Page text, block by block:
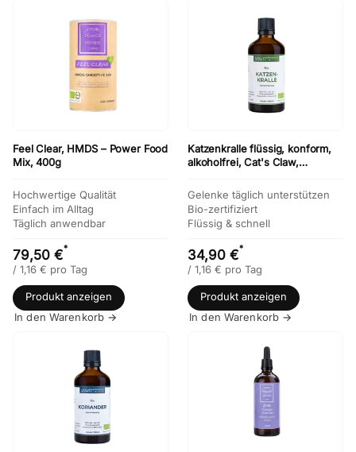
Feel Clear, HMDS – Power Food
Mix, 400g
Hochwertige Qualität
Einfach im Alltag
Täglich anwendbar
79,50 €*
/ 1,16 € pro Tag
Produkt anzeigen
In den Warenkorb →
Katzenkralle flüssig, konform,
alkoholfrei, Cat's Claw,
Gelenke täglich unterstützen
Bio-zertifiziert
Flüssig & schnell
34,90 €*
/ 1,16 € pro Tag
Produkt anzeigen
In den Warenkorb →